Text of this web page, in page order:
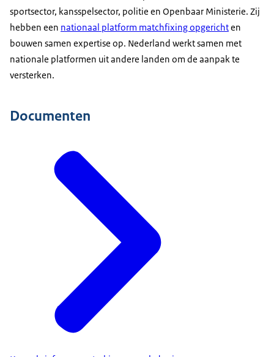
sportsector, kansspelsector, politie en Openbaar Ministerie. Zij
hebben een nationaal platform matchfixing opgerichten
bouwen samen expertise op. Nederland werkt samen met
nationale platformen uit andere landen om de aanpak te
versterken.
Documenten